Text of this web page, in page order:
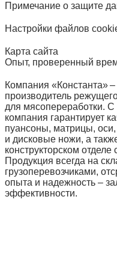
Примечание о защите
Настройки файлов
Карта сайта
Опыт, проверенный
Компания «Константа»
производитель
для мясопереработки. С
компания гарантирует
пуансоны, матрицы,
и дисковые ножи, а
конструкторском отделе
Продукция всегда на
грузоперевозчиками,
опыта и надежность –
эффективности.